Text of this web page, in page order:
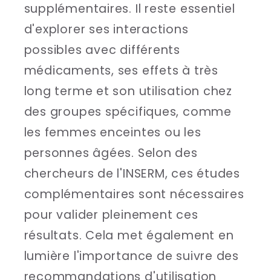
supplémentaires. Il reste essentiel
d'explorer ses interactions
possibles avec différents
médicaments, ses effets à très
long terme et son utilisation chez
des groupes spécifiques, comme
les femmes enceintes ou les
personnes âgées. Selon des
chercheurs de l'INSERM, ces études
complémentaires sont nécessaires
pour valider pleinement ces
résultats. Cela met également en
lumière l'importance de suivre des